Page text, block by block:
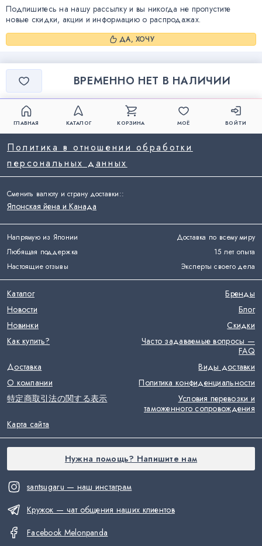
Подпишитесь на нашу рассылку и вы никогда не пропустите
новые скидки, акции и информацию о распродажах.
ДА, ХОЧУ
ВРЕМЕННО НЕТ В НАЛИЧИИ
ГЛАВНАЯ КАТАЛОГ КОРЗИНА МОЁ ВОЙТИ
Напрямую из Японии
Доставка по всему миру
Любящая поддержка
15 лет опыта
Настоящие отзывы
Эксперты своего дела
santsugaru — наш инстаграм
Кружок — чат общения наших клиентов
Facebook Melonpanda
Политика в отношении обработки
персональных данных
Каталог
Бренды
Новости
Блог
Новинки
Скидки
Как купить?
Часто задаваемые вопросы —
FAQ
Доставка
Виды доставки
О компании
Политика конфиденциальности
特定商取引法の関する表示
Условия перевозки и
таможенного сопровождения
Карта сайта
Сменить валюту и страну доставки::
Японская йена и Канада
Нужна помощь? Напишите нам